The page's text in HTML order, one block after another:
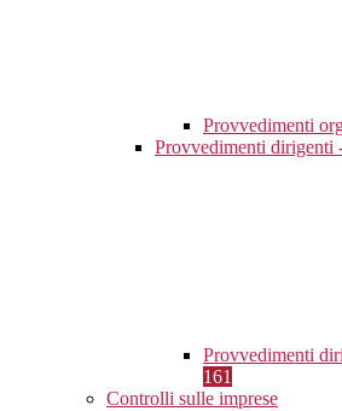
Provvedimenti
Provvedimenti dirigenti
Provvedimenti
161
Controlli sulle imprese